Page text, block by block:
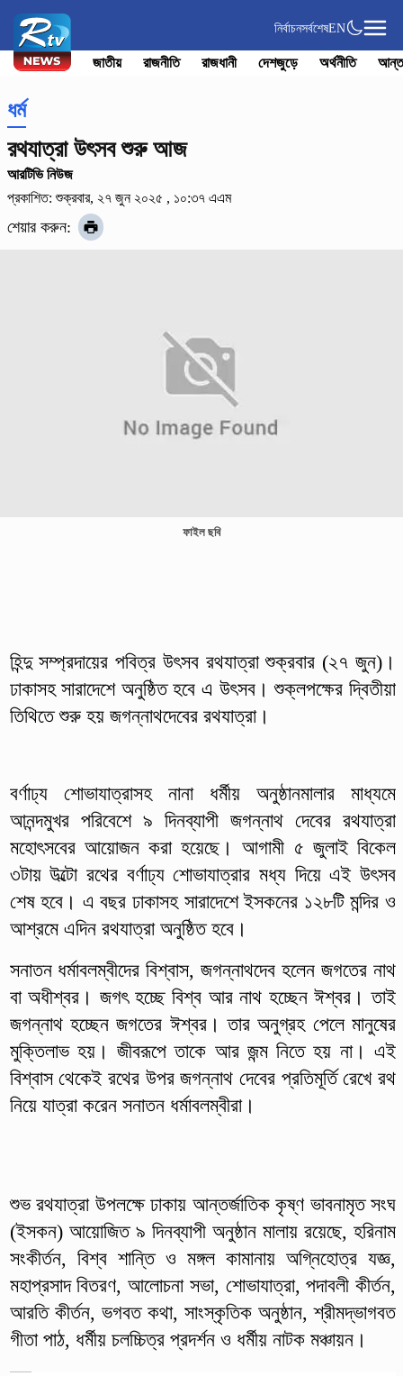
নির্বাচনসর্বশেষEN
জাতীয় রাজনীতি রাজধানী দেশজুড়ে অর্থনীতি
ধর্ম
রথযাত্রা উৎসব শুরু আজ
আরটিভি নিউজ
প্রকাশিত: শুক্রবার, ২৭ জুন ২০২৫ , ১০:৩৭ এএম
শেয়ার করুন:
ফাইল ছবি
হিন্দু সম্প্রদায়ের পবিত্র উৎসব রথযাত্রা শুক্রবার (২৭ জুন)।
ঢাকাসহ সারাদেশে অনুষ্ঠিত হবে এ উৎসব। শুক্লপক্ষের দ্বিতীয়া
তিথিতে শুরু হয় জগন্নাথদেবের রথযাত্রা।
বর্ণাঢ্য শোভাযাত্রাসহ নানা ধর্মীয় অনুষ্ঠানমালার মাধ্যমে
আনন্দমুখর পরিবেশে ৯ দিনব্যাপী জগন্নাথ দেবের রথযাত্রা
মহোৎসবের আয়োজন করা হয়েছে। আগামী ৫ জুলাই বিকেল
৩টায় উল্টো রথের বর্ণাঢ্য শোভাযাত্রার মধ্য দিয়ে এই উৎসব
শেষ হবে। এ বছর ঢাকাসহ সারাদেশে ইসকনের ১২৮টি মন্দির ও
আশ্রমে এদিন রথযাত্রা অনুষ্ঠিত হবে।
সনাতন ধর্মাবলম্বীদের বিশ্বাস, জগন্নাথদেব হলেন জগতের নাথ
বা অধীশ্বর। জগৎ হচ্ছে বিশ্ব আর নাথ হচ্ছেন ঈশ্বর। তাই
জগন্নাথ হচ্ছেন জগতের ঈশ্বর। তার অনুগ্রহ পেলে মানুষের
মুক্তিলাভ হয়। জীবরূপে তাকে আর জন্ম নিতে হয় না। এই
বিশ্বাস থেকেই রথের উপর জগন্নাথ দেবের প্রতিমূর্তি রেখে রথ
নিয়ে যাত্রা করেন সনাতন ধর্মাবলম্বীরা।
শুভ রথযাত্রা উপলক্ষে ঢাকায় আন্তর্জাতিক কৃষ্ণ ভাবনামৃত সংঘ
(ইসকন) আয়োজিত ৯ দিনব্যাপী অনুষ্ঠান মালায় রয়েছে, হরিনাম
সংকীর্তন, বিশ্ব শান্তি ও মঙ্গল কামানায় অগ্নিহোত্র যজ্ঞ,
মহাপ্রসাদ বিতরণ, আলোচনা সভা, শোভাযাত্রা, পদাবলী কীর্তন,
আরতি কীর্তন, ভগবত কথা, সাংস্কৃতিক অনুষ্ঠান, শ্রীমদ্ভাগবত
গীতা পাঠ, ধর্মীয় চলচ্চিত্র প্রদর্শন ও ধর্মীয় নাটক মঞ্চায়ন।